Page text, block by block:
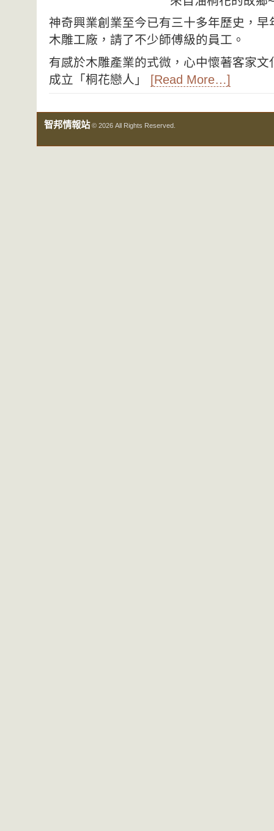
神奇興業創業至今已有三十多年歷史，
木雕工廠，請了不少師傅級的員工。
有感於木雕產業的式微，心中懷著客家
成立「桐花戀人」
[Read More…]
智邦情報站© 2026 All Rights Reserved.